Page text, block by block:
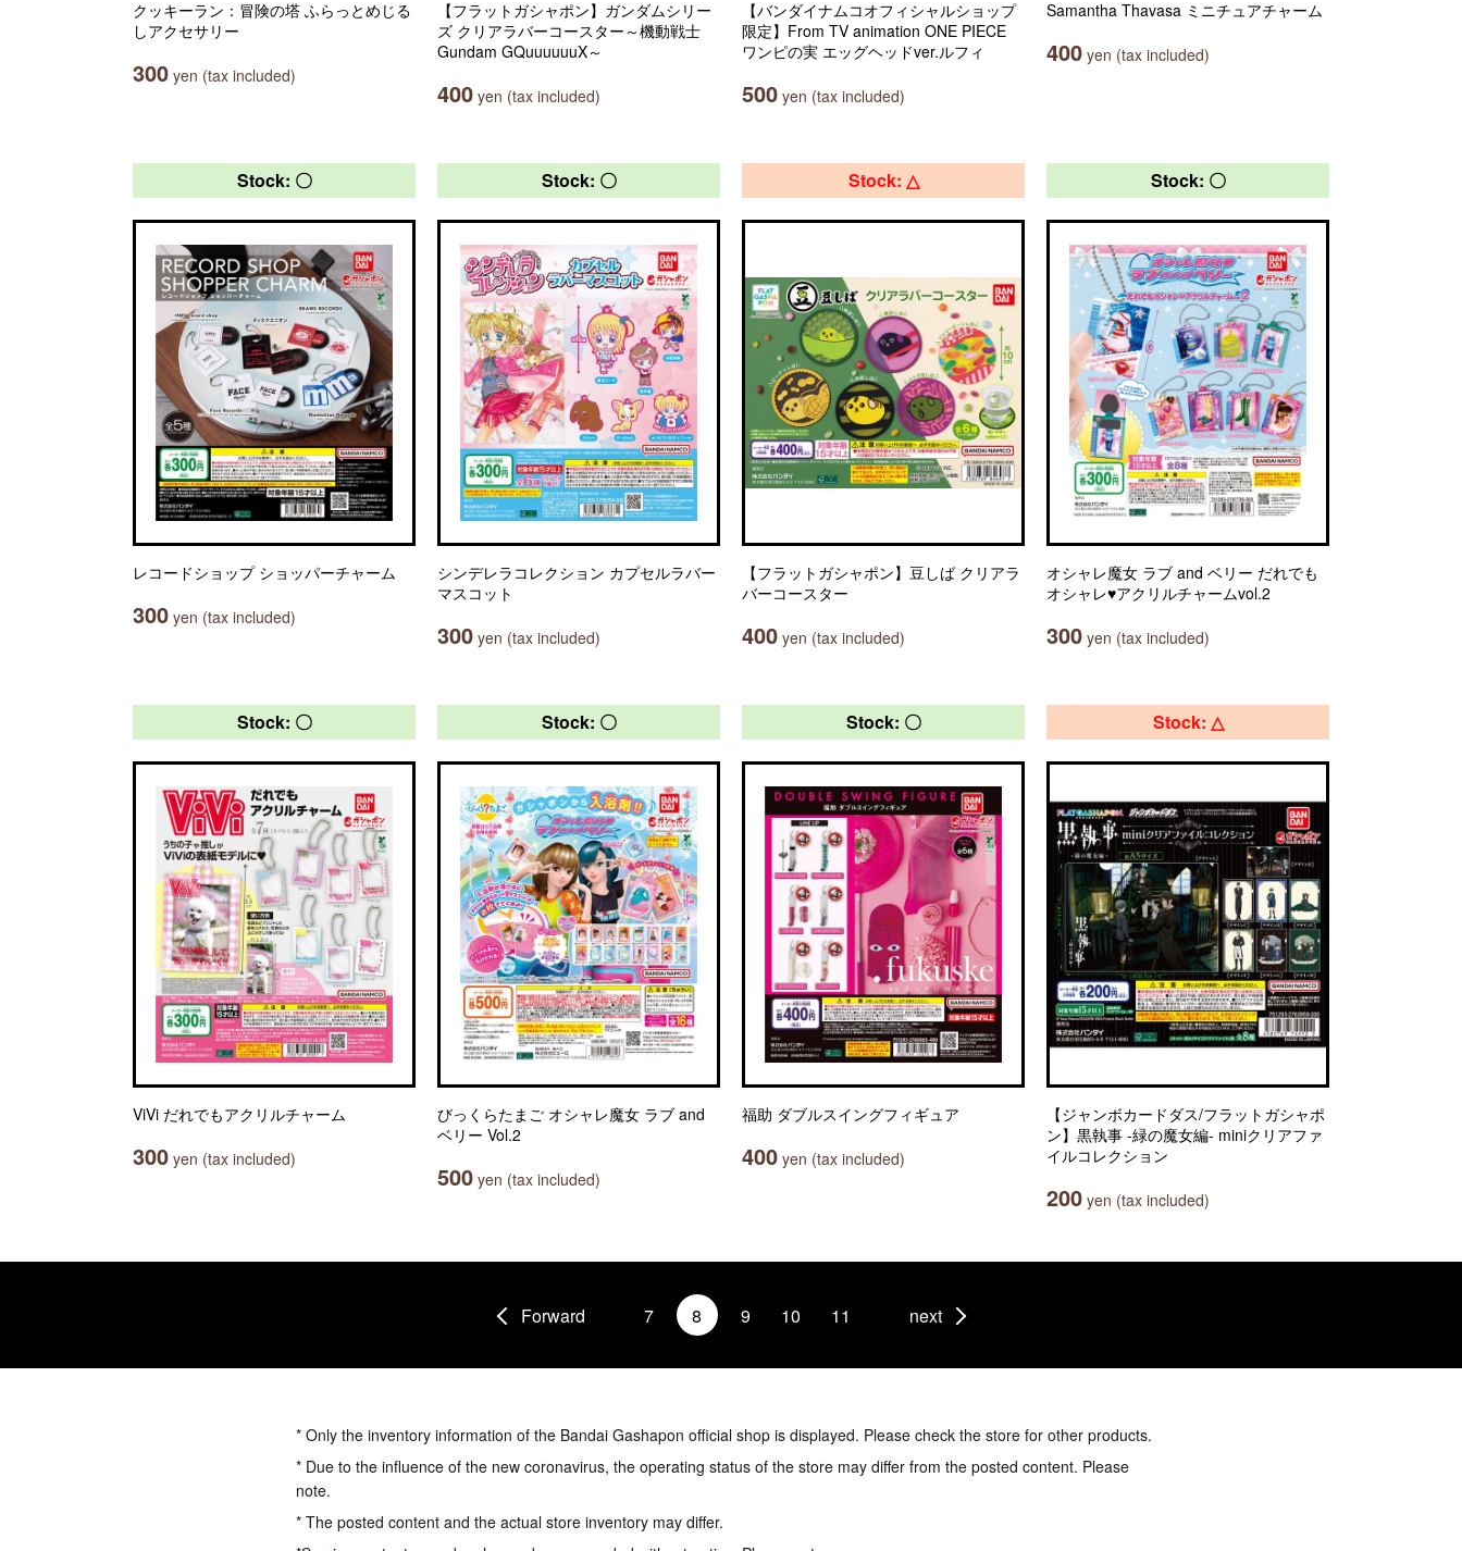
クッキーラン：冒険の塔 ふらっとめじる
しアクセサリー
300 yen (tax included)
【フラットガシャポン】ガンダムシリー
ズ クリアラバーコースター～機動戦士
Gundam GQuuuuuuX～
400 yen (tax included)
【バンダイナムコオフィシャルショップ
限定】From TV animation ONE PIECE
ワンピの実 エッグヘッドver.ルフィ
500 yen (tax included)
Samantha Thavasa ミニチュアチャーム
400 yen (tax included)
Stock: 〇
レコードショップ ショッパーチャーム
300 yen (tax included)
Stock: 〇
シンデレラコレクション カプセルラバー
マスコット
300 yen (tax included)
Stock: △
【フラットガシャポン】豆しば クリアラ
バーコースター
400 yen (tax included)
Stock: 〇
オシャレ魔女 ラブ and ベリー だれでも
オシャレ♥アクリルチャームvol.2
300 yen (tax included)
Stock: 〇
ViVi だれでもアクリルチャーム
300 yen (tax included)
Stock: 〇
びっくらたまご オシャレ魔女 ラブ and
ベリー Vol.2
500 yen (tax included)
Stock: 〇
福助 ダブルスイングフィギュア
400 yen (tax included)
Stock: △
【ジャンボカードダス/フラットガシャポ
ン】黒執事 -緑の魔女編- miniクリアファ
イルコレクション
200 yen (tax included)
Forward 7 8 9 10 11 next
* Only the inventory information of the Bandai Gashapon official shop is displayed. Please check the store for other products.
* Due to the influence of the new coronavirus, the operating status of the store may differ from the posted content. Please
note.
* The posted content and the actual store inventory may differ.